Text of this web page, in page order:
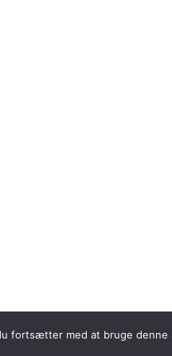
fortsætter med at bruge